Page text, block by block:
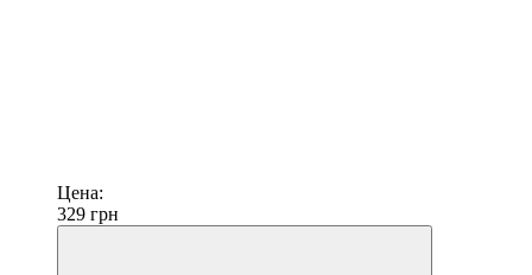
Цена:
329 грн